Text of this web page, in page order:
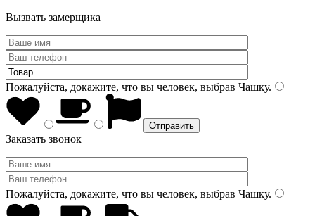
Вызвать замерщика
Пожалуйста, докажите, что вы человек, выбрав Чашку.
Заказать звонок
Пожалуйста, докажите, что вы человек, выбрав Чашку.